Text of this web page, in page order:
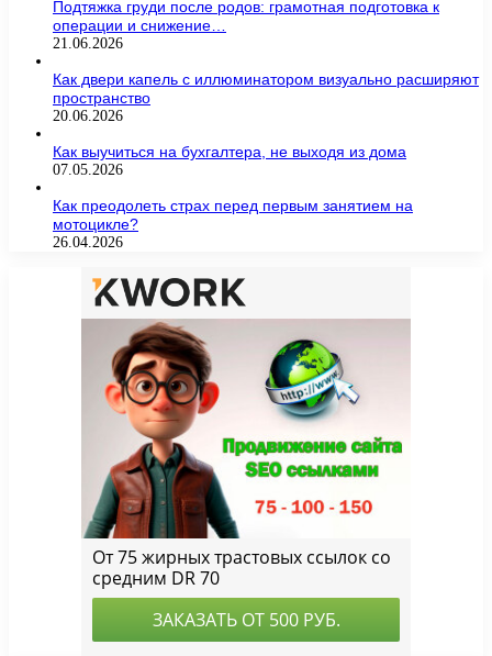
Подтяжка груди после родов: грамотная подготовка к
операции и снижение…
21.06.2026
Как двери капель с иллюминатором визуально расширяют
пространство
20.06.2026
Как выучиться на бухгалтера, не выходя из дома
07.05.2026
Как преодолеть страх перед первым занятием на
мотоцикле?
26.04.2026